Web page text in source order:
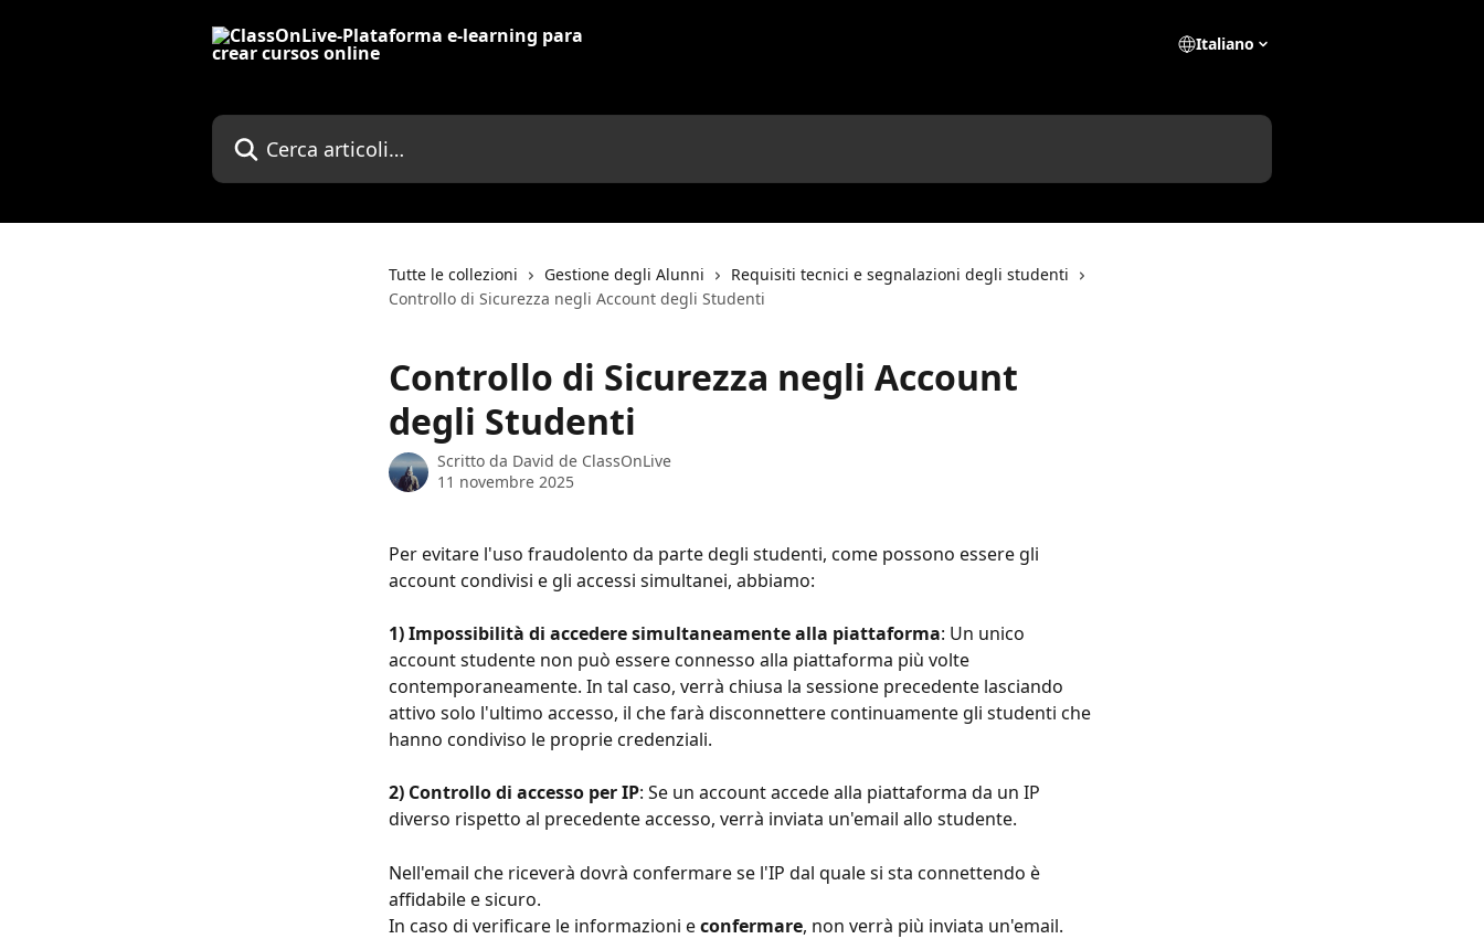
Italiano
Cerca articoli…
Tutte le collezioni Gestione degli Alunni
Requisiti tecnici e segnalazioni degli studenti
Controllo di Sicurezza negli Account degli Studenti
Controllo di Sicurezza negli Account
degli Studenti
Scritto da David de ClassOnLive
11 novembre 2025
Per evitare l'uso fraudolento da parte degli studenti, come possono essere gli
account condivisi e gli accessi simultanei, abbiamo:
1) Impossibilità di accedere simultaneamente alla piattaforma: Un unico
account studente non può essere connesso alla piattaforma più volte
contemporaneamente. In tal caso, verrà chiusa la sessione precedente lasciando
attivo solo l'ultimo accesso, il che farà disconnettere continuamente gli studenti che
hanno condiviso le proprie credenziali.
2) Controllo di accesso per IP: Se un account accede alla piattaforma da un IP
diverso rispetto al precedente accesso, verrà inviata un'email allo studente.
Nell'email che riceverà dovrà confermare se l'IP dal quale si sta connettendo è
affidabile e sicuro.
In caso di verificare le informazioni e confermare, non verrà più inviata un'email.